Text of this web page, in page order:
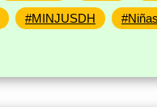
#MINJUSDH